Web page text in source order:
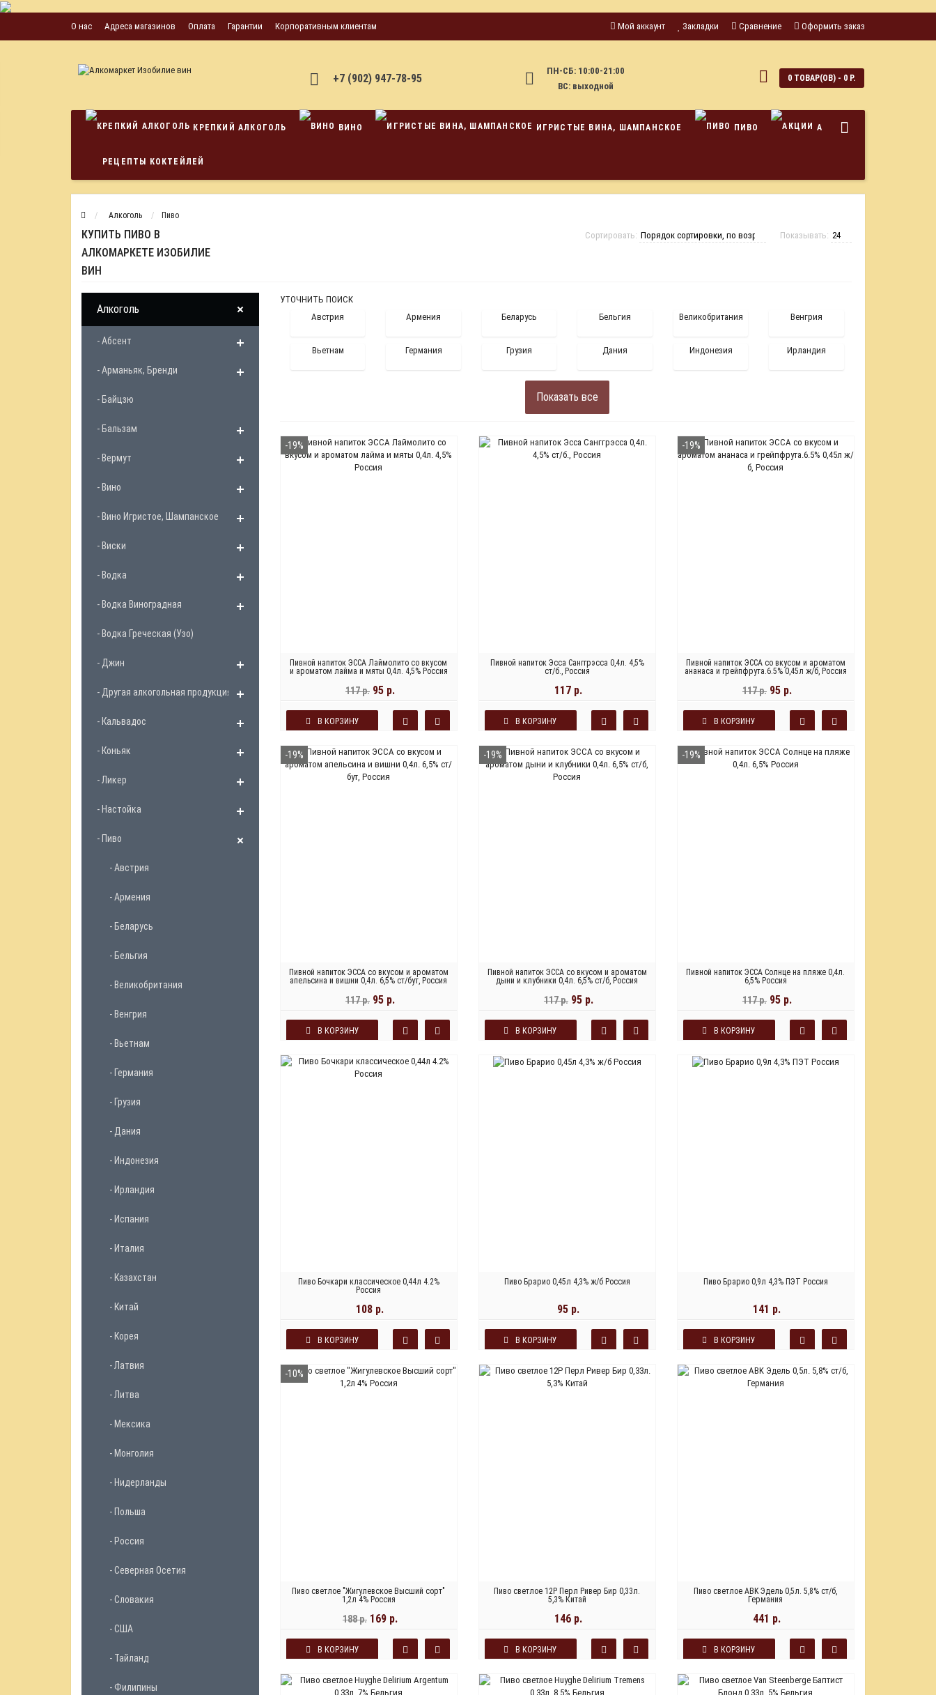
О нас Адреса магазинов Оплата Гарантии Корпоративным клиентам Мой аккаунт Закладки Сравнение Оформить заказ
+7 (902) 947-78-95
ПН-СБ: 10:00-21:00
ВС: выходной
0 ТОВАР(ОВ) - 0 Р.
КРЕПКИЙ АЛКОГОЛЬ ВИНО ИГРИСТЫЕ ВИНА, ШАМПАНСКОЕ ПИВО АКЦИИ
РЕЦЕПТЫ КОКТЕЙЛЕЙ
Алкоголь Пиво
КУПИТЬ ПИВО В
АЛКОМАРКЕТЕ ИЗОБИЛИЕ
ВИН
Показывать:
Сортировать:
Алкоголь
- Абсент
- Арманьяк, Бренди
- Байцзю
- Бальзам
- Вермут
- Вино
- Вино Игристое, Шампанское
- Виски
- Водка
- Водка Виноградная
- Водка Греческая (Узо)
- Джин
- Другая алкогольная продукция
- Кальвадос
- Коньяк
- Ликер
- Настойка
- Пиво
- Австрия
- Армения
- Беларусь
- Бельгия
- Великобритания
- Венгрия
- Вьетнам
- Германия
- Грузия
- Дания
- Индонезия
- Ирландия
- Испания
- Италия
- Казахстан
- Китай
- Корея
- Латвия
- Литва
- Мексика
- Монголия
- Нидерланды
- Польша
- Россия
- Северная Осетия
- Словакия
- США
- Тайланд
- Филипины
УТОЧНИТЬ ПОИСК
Австрия
Армения Беларусь Бельгия Великобритания Венгрия
Вьетнам Германия Грузия Дания Индонезия Ирландия
Показать все
-19%
Пивной напиток ЭССА Лаймолито со вкусом
и ароматом лайма и мяты 0,4л. 4,5% Россия
117 р. 95 р.
В КОРЗИНУ
Пивной напиток Эсса Санггрэсса 0,4л. 4,5%
ст/б., Россия
117 р.
В КОРЗИНУ
-19%
Пивной напиток ЭССА со вкусом и ароматом
ананаса и грейпфрута.6.5% 0,45л ж/б, Россия
117 р. 95 р.
В КОРЗИНУ
-19%
Пивной напиток ЭССА со вкусом и ароматом
апельсина и вишни 0,4л. 6,5% ст/бут, Россия
117 р. 95 р.
В КОРЗИНУ
-19%
Пивной напиток ЭССА со вкусом и ароматом
дыни и клубники 0,4л. 6,5% ст/б, Россия
117 р. 95 р.
В КОРЗИНУ
-19%
Пивной напиток ЭССА Солнце на пляже 0,4л.
6,5% Россия
117 р. 95 р.
В КОРЗИНУ
Пиво Бочкари классическое 0,44л 4.2%
Россия
108 р.
В КОРЗИНУ
Пиво Брарио 0,45л 4,3% ж/б Россия
95 р.
В КОРЗИНУ
Пиво Брарио 0,9л 4,3% ПЭТ Россия
141 р.
В КОРЗИНУ
-10%
Пиво светлое "Жигулевское Высший сорт"
1,2л 4% Россия
188 р. 169 р.
В КОРЗИНУ
Пиво светлое 12Р Перл Ривер Бир 0,33л.
5,3% Китай
146 р.
В КОРЗИНУ
Пиво светлое ABK Эдель 0,5л. 5,8% ст/б,
Германия
441 р.
В КОРЗИНУ